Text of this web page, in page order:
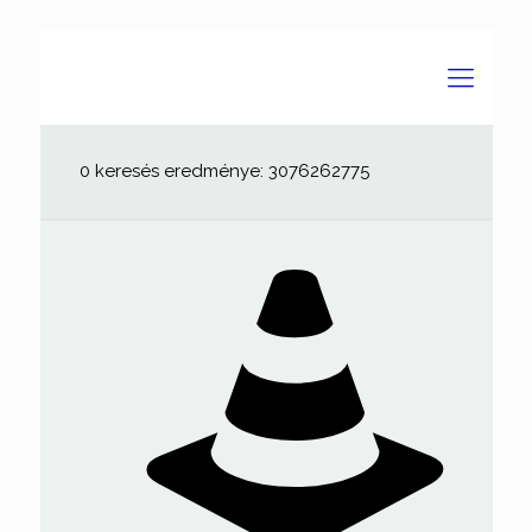
0 keresés eredménye: 3076262775